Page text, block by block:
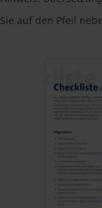
Sie auf den Pfeil